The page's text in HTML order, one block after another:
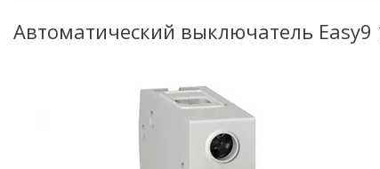
Автоматический выключатель